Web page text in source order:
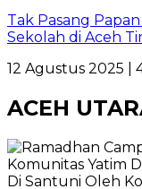
Tak Pasang
Sekolah di Aceh
12 Agustus 2025 |
ACEH